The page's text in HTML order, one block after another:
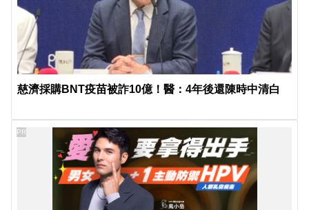
慈濟採購BNT疫苗被詐10億！醫：4年後還陳時中清白
PR